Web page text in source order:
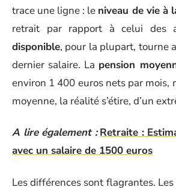
trace une ligne : le niveau de vie à
retrait par rapport à celui des
disponible, pour la plupart, tourne
dernier salaire. La pension
environ 1 400 euros nets par mois,
moyenne, la réalité s’étire, d’un
A lire également : Retraite :
avec un salaire de 1500 euros
Les différences sont flagrantes. Les